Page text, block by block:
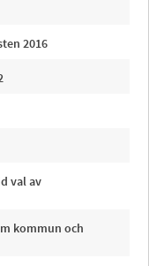
2016
val av
kommun och